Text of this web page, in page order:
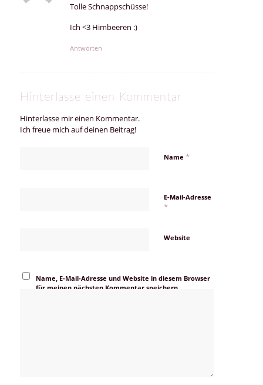
Tolle Schnappschüsse!
Ich <3 Himbeeren :)
Antworten
Hinterlasse einen Kommentar
Hinterlasse mir einen Kommentar.
Ich freue mich auf deinen Beitrag!
Name *
E-Mail-Adresse
*
Website
Name, E-Mail-Adresse und Website in diesem Browser
für meinen nächsten Kommentar speichern.